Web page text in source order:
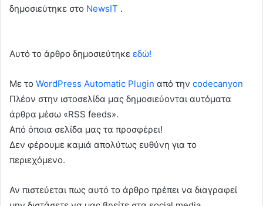
δημοσιεύτηκε στο NewsIT .
Αυτό το άρθρο δημοσιεύτηκε εδώ!
Με το WordPress Automatic Plugin από την codecanyon
Πλέον στην ιστοσελίδα μας δημοσιεύονται αυτόματα
άρθρα μέσω «RSS feeds».
Από όποια σελίδα μας τα προσφέρει!
Δεν φέρουμε καμιά απολύτως ευθύνη για το
περιεχόμενο.
Αν πιστεύεται πως αυτό το άρθρο πρέπει να διαγραφεί